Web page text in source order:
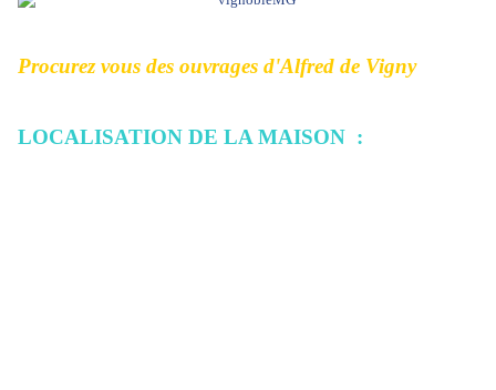
Procurez vous des ouvrages d'Alfred de Vigny
LOCALISATION DE LA MAISON :